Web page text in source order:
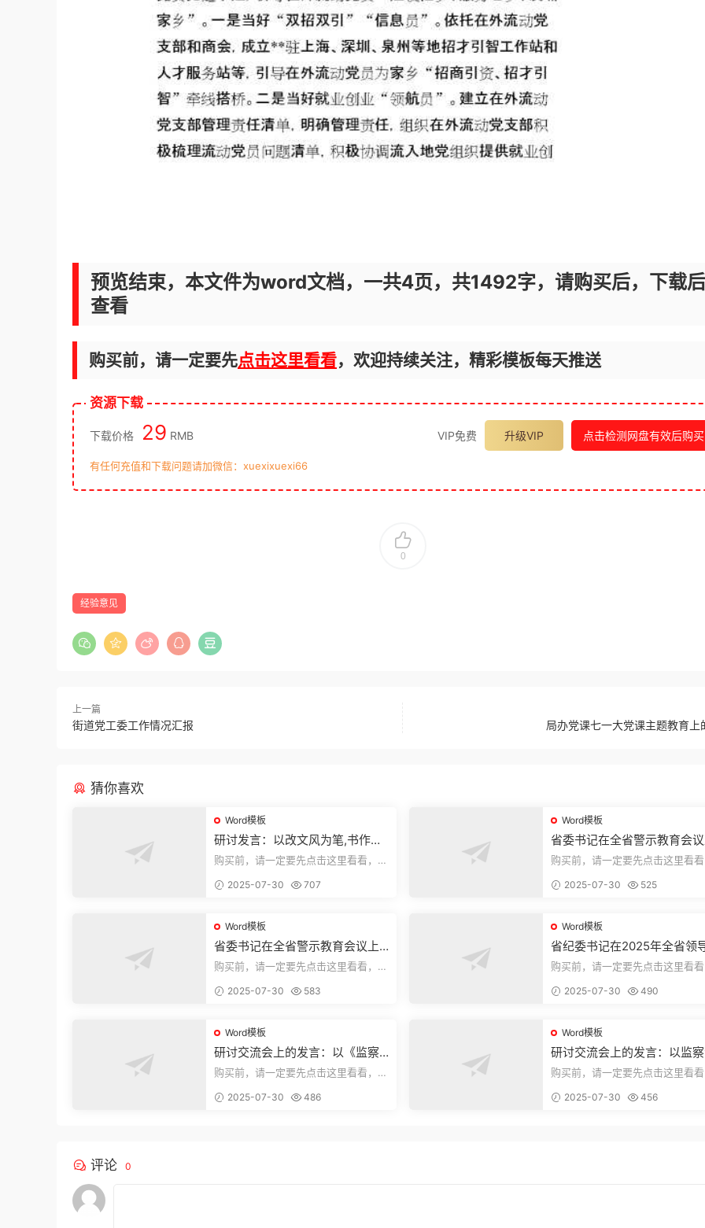
预览结束，本文件为word文档，一共4页，共1492字，请购买后，下载后
查看
购买前，请一定要先点击这里看看，欢迎持续关注，精彩模板每天推送
资源下载
下载价格 29 RMB VIP免费 升级VIP 点击检测网盘有效后购买
有任何充值和下载问题请加微信：xuexixuexi66
0
经验意见
上一篇
街道党工委工作情况汇报 局办党课七一大党课主题教育上
猜你喜欢
Word模板
研讨发言：以改文风为笔,书作风
建设“必修课”
购买前，请一定要先点击这里看看，欢
束，本文...
2025-07-30 707
Word模板
省委书记在全省警示教育会
的讲话.1
购买前，请一定要先点击这里看
束，本文...
2025-07-30 525
Word模板
省委书记在全省警示教育会议上
的讲话
购买前，请一定要先点击这里看看，欢
束，本文...
2025-07-30 583
Word模板
省纪委书记在2025年全省领
部警示教育会上的讲话.1
购买前，请一定要先点击这里看
束，本文...
2025-07-30 490
Word模板
研讨交流会上的发言：以《监察
法实施条例》为纲,推动巡察工作
购买前，请一定要先点击这里看看，欢
束，本文...
2025-07-30 486
Word模板
研讨交流会上的发言：以监
实施条例为纲推动巡察工作
购买前，请一定要先点击这里看
束，本文...
2025-07-30 456
评论 0